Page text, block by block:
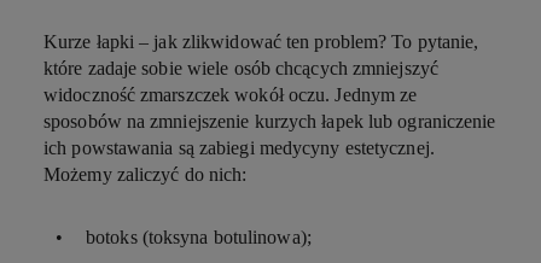
Kurze łapki – jak zlikwidować ten problem? To pytanie,
które zadaje sobie wiele osób chcących zmniejszyć
widoczność zmarszczek wokół oczu. Jednym ze
sposobów na zmniejszenie kurzych łapek lub ograniczenie
ich powstawania są zabiegi medycyny estetycznej.
Możemy zaliczyć do nich:
botoks (toksyna botulinowa);